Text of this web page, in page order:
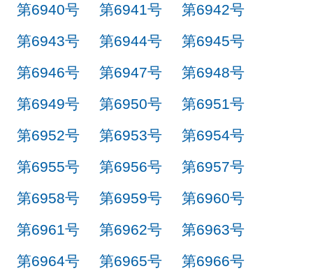
第6940号
第6941号
第6942号
第6943号
第6944号
第6945号
第6946号
第6947号
第6948号
第6949号
第6950号
第6951号
第6952号
第6953号
第6954号
第6955号
第6956号
第6957号
第6958号
第6959号
第6960号
第6961号
第6962号
第6963号
第6964号
第6965号
第6966号